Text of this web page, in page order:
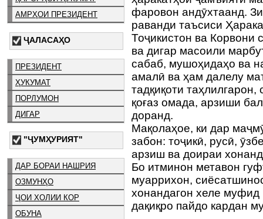
АМРҲОИ ПРЕЗИДЕНТ
ҶАЛАСАҲО
ПРЕЗИДЕНТ
ҲУКУМАТ
ПОРЛУМОН
ДИГАР
"ҶУМҲУРИЯТ"
ДАР БОРАИ НАШРИЯ
ОЗМУНҲО
ҶОИ ХОЛИИ КОР
ОБУНА
фаровон андӯхтаанд.
раванди таъсиси
Тоҷикистон ва Корвони
ва дигар масоили
сабаб, мушоҳидаҳо ва
амалӣ ва ҳам далелу
тадқиқоти
қоғаз омада, арзиши
доранд.
Мақолаҳое, ки дар
забон: тоҷикӣ, русӣ,
арзиш ва доираи
Бо итминон метавон
муаррихон,
хонандагон хеле муфид
дақиқро пайдо кардан